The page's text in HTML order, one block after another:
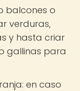
balcones o
verduras,
y hasta criar
gallinas para
en caso